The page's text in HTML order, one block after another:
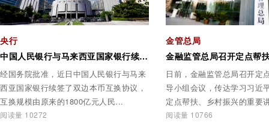
央行
中国人民银行与马来西亚国家银行续签双边本币互换协议
经国务院批准，近日中国人民银行与马来
西亚国家银行续签了双边本币互换协议，
互换规模由原来的1800亿元人民...
阅读量 10272
金管总局
日前，金融监管总局召开定
导小组会议，传达学习习近
定点帮扶、乡村振兴的重要
阅读量 10766